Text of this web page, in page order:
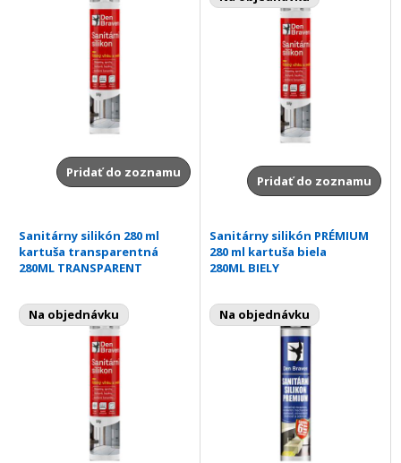
Pridať do zoznamu
Pridať do zoznamu
Sanitárny silikón 280 ml
kartuša transparentná
280ML TRANSPARENT
Na objednávku
Sanitárny silikón PRÉMIUM
280 ml kartuša biela
280ML BIELY
Na objednávku